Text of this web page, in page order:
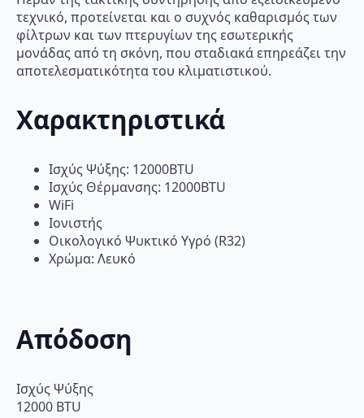
τεχνικό, προτείνεται και ο συχνός καθαρισμός των
φίλτρων και των πτερυγίων της εσωτερικής
μονάδας από τη σκόνη, που σταδιακά επηρεάζει την
αποτελεσματικότητα του κλιματιστικού.
Χαρακτηριστικά
Ισχύς Ψύξης: 12000BTU
Ισχύς Θέρμανσης: 12000BTU
WiFi
Ιονιστής
Οικολογικό Ψυκτικό Υγρό (R32)
Χρώμα: Λευκό
Απόδοση
Ισχύς Ψύξης
12000 BTU